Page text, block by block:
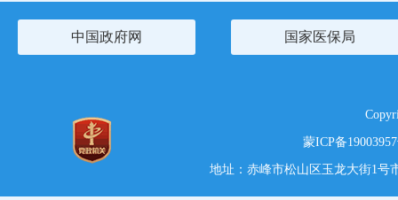
中国政府网 国家医保局
蒙ICP备
地址：赤峰市松山区玉龙大街1号